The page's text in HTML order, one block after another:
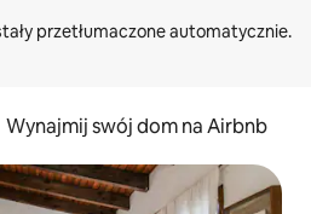
Wynajmij swój dom na Airbnb